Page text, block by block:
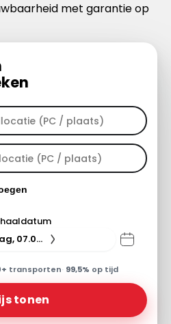
met garantie op
Vandaag, 07.08.26
transporten· 99,5% op tijd
tonen